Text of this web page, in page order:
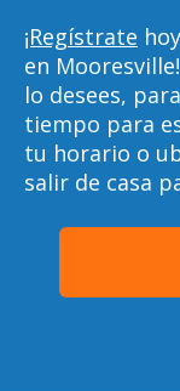
¡Regístrate
en
lo desees,
tiempo para
tu horario o
salir de casa